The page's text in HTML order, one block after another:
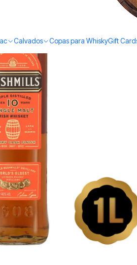
Calvados Copas para WhiskyGift